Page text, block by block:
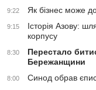
9:22 Як бізнес може
9:15
Історія Азову:
корпусу
8:30
Перестало
Бережанщини
8:00 Синод обрав